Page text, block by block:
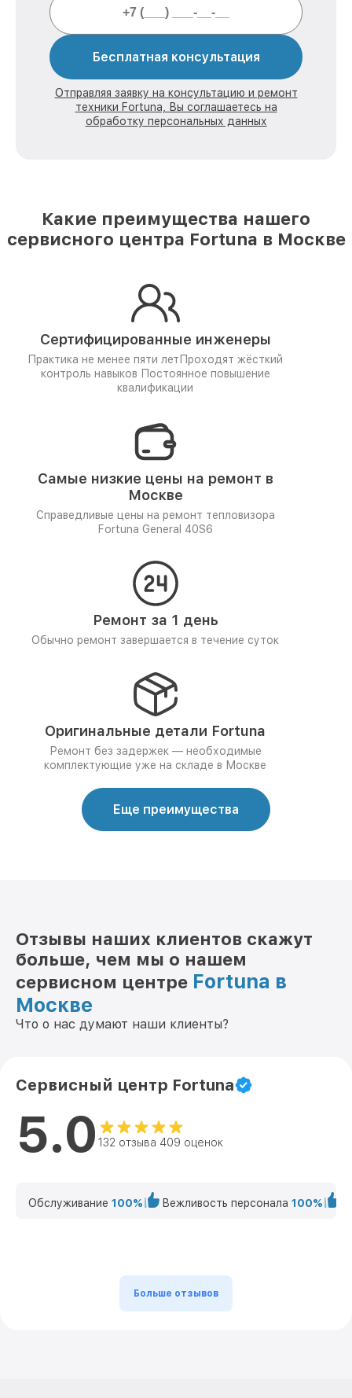
Бесплатная консультация
Отправляя заявку на консультацию и ремонт
техники Fortuna, Вы соглашаетесь на
обработку персональных данных
Какие преимущества нашего
сервисного центра Fortuna в Москве
Сертифицированные инженеры
Практика не менее пяти лет Проходят жёсткий
контроль навыков Постоянное повышение
квалификации
Самые низкие цены на ремонт в
Москве
Справедливые цены на ремонт тепловизора
Fortuna General 40S6
Ремонт за 1 день
Обычно ремонт завершается в течение суток
Оригинальные детали Fortuna
Ремонт без задержек — необходимые
комплектующие уже на складе в Москве
Еще преимущества
Отзывы наших клиентов скажут
больше, чем мы о нашем
сервисном центре Fortuna в
Москве
Что о нас думают наши клиенты?
Сервисный центр Fortuna
5.0 132 отзыва 409 оценок
Обслуживание 100% Вежливость персонала 100%
Больше отзывов